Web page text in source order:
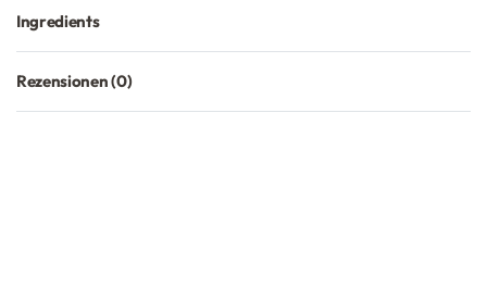
Ingredients
Rezensionen (0)